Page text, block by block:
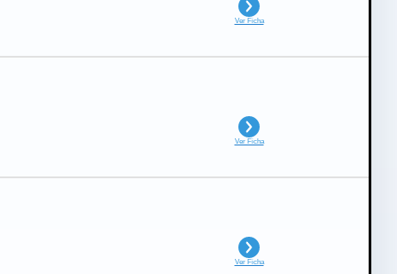
Ver Ficha
Ver Ficha
Ver Ficha